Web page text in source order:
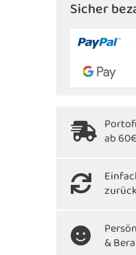
Sicher
ab
&